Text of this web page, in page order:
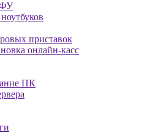
приставок
онлайн-касс
ПК